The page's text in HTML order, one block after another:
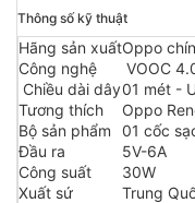
Thông số kỹ thuật
Hãng sản xuấtOppo
Công nghệ
VOOC
Chiều dài dây01 mét -
Tương thích
Oppo
Bộ sản phẩm
01 cốc
Đầu ra
5V-6A
Công suất
30W
Xuất sứ
Trung